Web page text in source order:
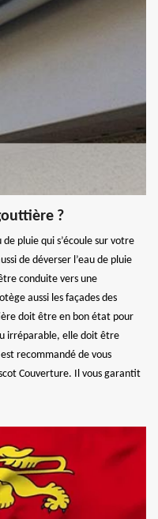
?
pluie qui s’écoule sur votre
de déverser l’eau de pluie
conduite vers une
aussi les façades des
doit être en bon état pour
irréparable, elle doit être
recommandé de vous
Couverture. Il vous garantit